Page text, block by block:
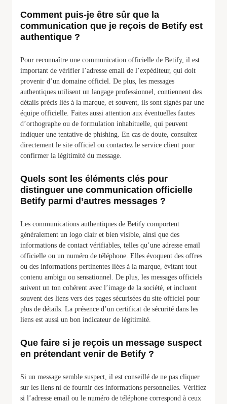
Comment puis-je être sûr que la
communication que je reçois de Betify est
authentique ?
Pour reconnaître une communication officielle de Betify, il est
important de vérifier l’adresse email de l’expéditeur, qui doit
provenir d’un domaine officiel. De plus, les messages
authentiques utilisent un langage professionnel, contiennent des
détails précis liés à la marque, et souvent, ils sont signés par une
équipe officielle. Faites aussi attention aux éventuelles fautes
d’orthographe ou de formulation inhabituelle, qui peuvent
indiquer une tentative de phishing. En cas de doute, consultez
directement le site officiel ou contactez le service client pour
confirmer la légitimité du message.
Quels sont les éléments clés pour
distinguer une communication officielle
Betify parmi d’autres messages ?
Les communications authentiques de Betify comportent
généralement un logo clair et bien visible, ainsi que des
informations de contact vérifiables, telles qu’une adresse email
officielle ou un numéro de téléphone. Elles évoquent des offres
ou des informations pertinentes liées à la marque, évitant tout
contenu ambigu ou sensationnel. De plus, les messages officiels
suivent un ton cohérent avec l’image de la société, et incluent
souvent des liens vers des pages sécurisées du site officiel pour
plus de détails. La présence d’un certificat de sécurité dans les
liens est aussi un bon indicateur de légitimité.
Que faire si je reçois un message suspect
en prétendant venir de Betify ?
Si un message semble suspect, il est conseillé de ne pas cliquer
sur les liens ni de fournir des informations personnelles. Vérifiez
si l’adresse email ou le numéro de téléphone correspond à ceux